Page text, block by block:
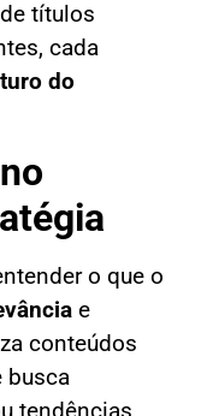
títulos
cada
do
o que o
e
conteúdos
busca